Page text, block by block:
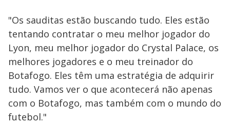
"Os sauditas estão buscando tudo. Eles estão
tentando contratar o meu melhor jogador do
Lyon, meu melhor jogador do Crystal Palace, os
melhores jogadores e o meu treinador do
Botafogo. Eles têm uma estratégia de adquirir
tudo. Vamos ver o que acontecerá não apenas
com o Botafogo, mas também com o mundo do
futebol."